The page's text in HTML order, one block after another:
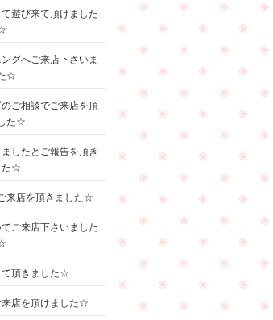
遊び来て頂けました
グへご来店下さいま
☆
ご相談でご来店を頂
た☆
したとご報告を頂き
た☆
来店を頂きました☆
ご来店下さいました
て頂きました☆
来店を頂けました☆